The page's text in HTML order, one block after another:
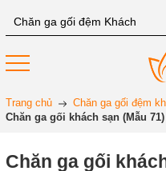
Trang chủ
Chăn ga gối đệm
Chăn ga gối khách sạn (Mẫu 71)
Chăn ga gối